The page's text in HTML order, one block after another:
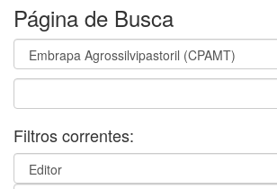
Página de Busca
Filtros correntes: